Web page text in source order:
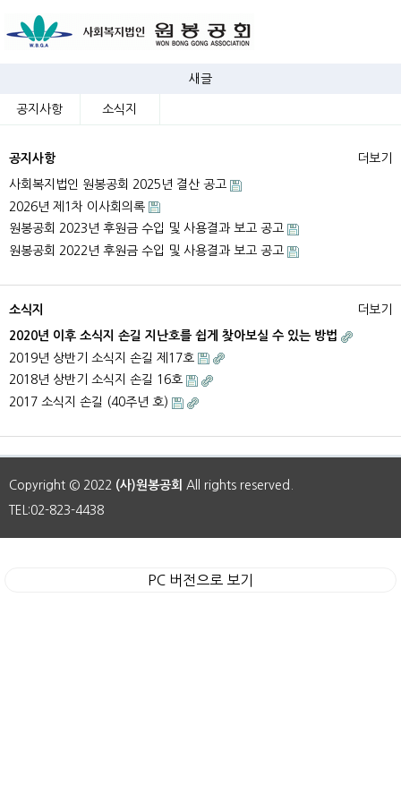
새글
공지사항 소식지
공지사항
사회복지법인 원봉공회 2025년 결산 공고
2026년 제1차 이사회의록
원봉공회 2023년 후원금 수입 및 사용결과 보고 공고
원봉공회 2022년 후원금 수입 및 사용결과 보고 공고
더보기
소식지
2020년 이후 소식지 손길 지난호를 쉽게 찾아보실 수 있는 방법
2019년 상반기 소식지 손길 제17호
2018년 상반기 소식지 손길 16호
2017 소식지 손길 (40주년 호)
더보기
Copyright © 2022 (사)원봉공회 All rights reserved.
TEL:02-823-4438
PC 버전으로 보기